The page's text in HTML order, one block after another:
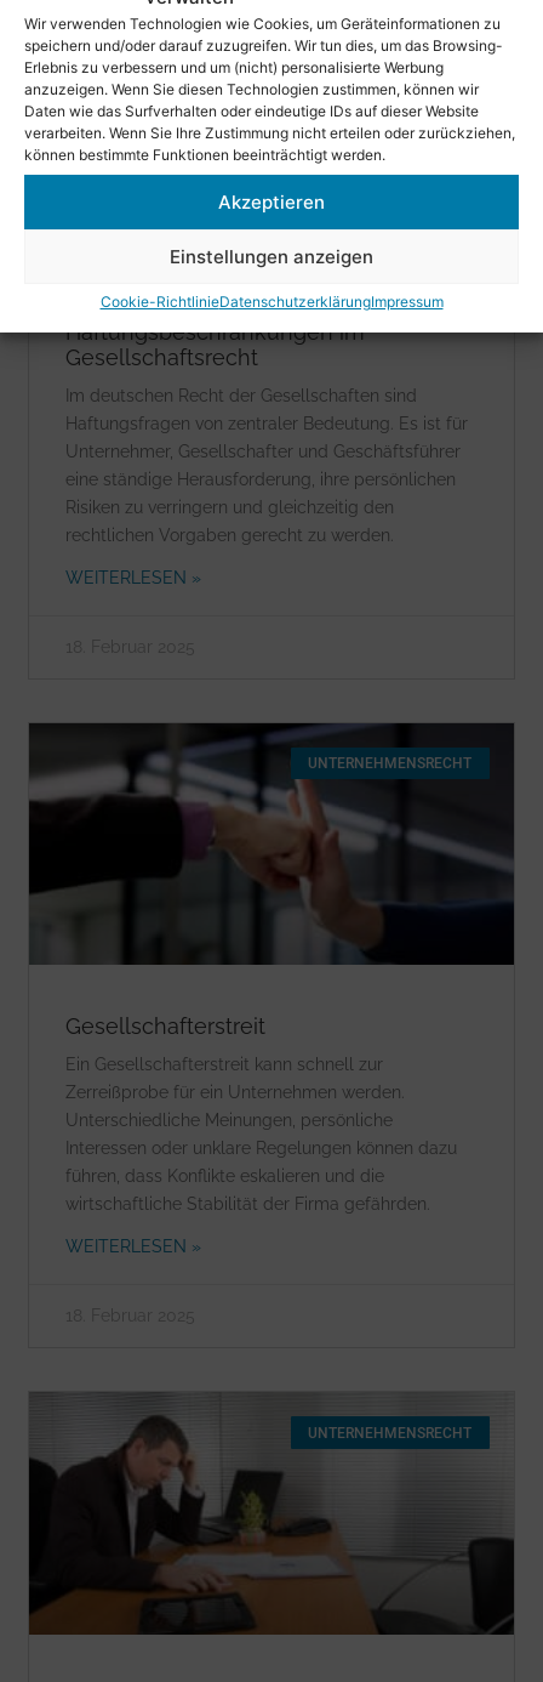
Wir verwenden Technologien wie Cookies, um Geräteinformationen zu
speichern und/oder darauf zuzugreifen. Wir tun dies, um das Browsing-
Erlebnis zu verbessern und um (nicht) personalisierte Werbung
anzuzeigen. Wenn Sie diesen Technologien zustimmen, können wir
Daten wie das Surfverhalten oder eindeutige IDs auf dieser Website
verarbeiten. Wenn Sie Ihre Zustimmung nicht erteilen oder zurückziehen,
können bestimmte Funktionen beeinträchtigt werden.
Akzeptieren
Einstellungen anzeigen
Cookie-RichtlinieDatenschutzerklärungImpressum
UNTERNEHMENSRECHT
Haftungsbeschränkungen im
Gesellschaftsrecht
Im deutschen Recht der Gesellschaften sind
Haftungsfragen von zentraler Bedeutung. Es ist für
Unternehmer, Gesellschafter und Geschäftsführer
eine ständige Herausforderung, ihre persönlichen
Risiken zu verringern und gleichzeitig den
rechtlichen Vorgaben gerecht zu werden.
WEITERLESEN »
18. Februar 2025
UNTERNEHMENSRECHT
Gesellschafterstreit
Ein Gesellschafterstreit kann schnell zur
Zerreißprobe für ein Unternehmen werden.
Unterschiedliche Meinungen, persönliche
Interessen oder unklare Regelungen können dazu
führen, dass Konflikte eskalieren und die
wirtschaftliche Stabilität der Firma gefährden.
WEITERLESEN »
18. Februar 2025
UNTERNEHMENSRECHT